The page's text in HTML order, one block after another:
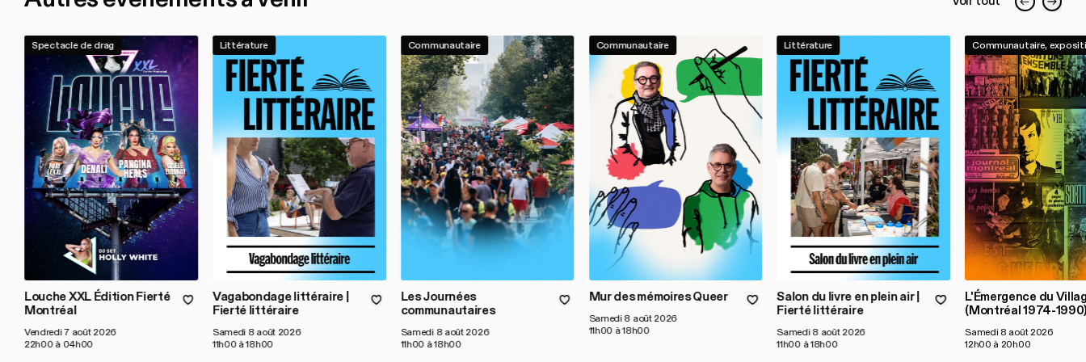
Spectacle de drag
Louche XXL Édition Fierté
Montréal
Vendredi 7 août 2026
22h00 à 04h00
Littérature
Vagabondage littéraire |
Fierté littéraire
Samedi 8 août 2026
11h00 à 18h00
Communautaire
Les Journées
communautaires
Samedi 8 août 2026
11h00 à 18h00
Communautaire
Mur des mémoires Queer
Samedi 8 août 2026
11h00 à 18h00
Littérature
Salon du livre en plein air |
Fierté littéraire
Samedi 8 août 2026
11h00 à 18h00
Communautaire,
L'Émergence du
(Montréal 1974-
Samedi 8 août 2026
12h00 à 20h00